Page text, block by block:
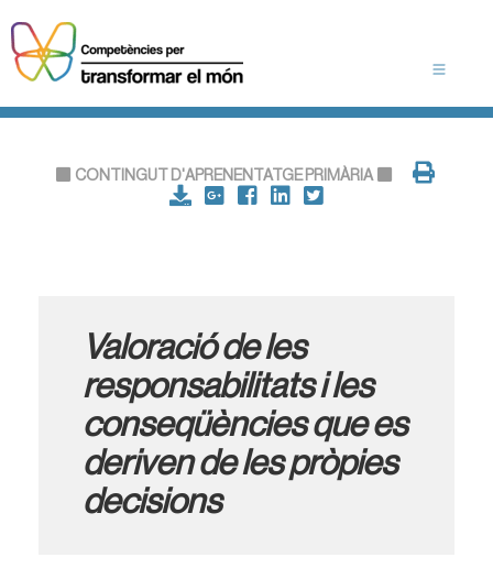
CONTINGUT D'APRENENTATGE PRIMÀRIA
Valoració de les
responsabilitats i les
conseqüències que es
deriven de les pròpies
decisions